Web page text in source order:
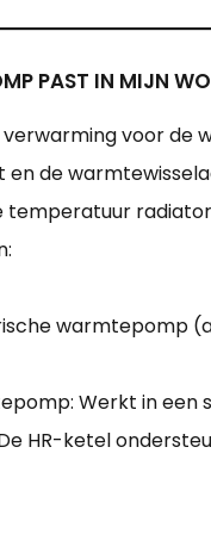
PAST IN MIJN
voor de
de
warmtepomp
Werkt in een
HR-ketel